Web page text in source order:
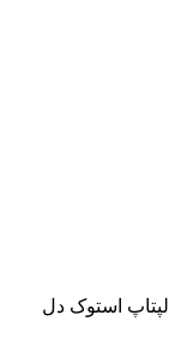
لپتاپ استوک دل